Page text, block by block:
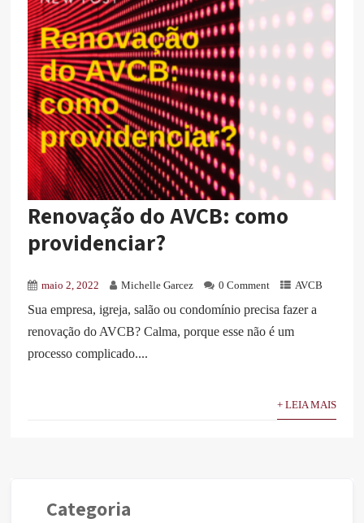
Renovação do AVCB: como
providenciar?
maio 2, 2022 Michelle Garcez 0 Comment AVCB
Sua empresa, igreja, salão ou condomínio precisa fazer a
renovação do AVCB? Calma, porque esse não é um
processo complicado....
+ LEIA MAIS
Categoria